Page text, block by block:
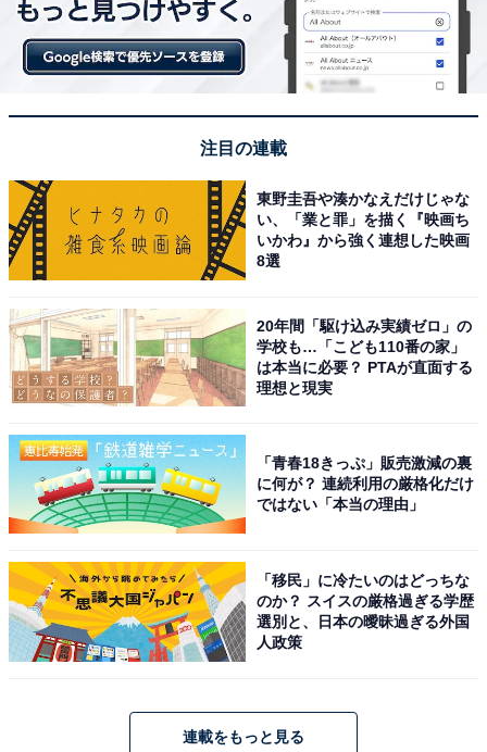
【今日チェックしたい】Appleの人気商品5選
Apple「13インチiPad Pro（M5）」
Apple 13インチiPad Pro（M5）：Ultra Retina XDR ディ
スプレイ、256GB、横向きの12MP フロント/バックカメ
ラ、LiDAR スキャナ、Apple N1によるWi-Fi 7、Face
Amazonで見る
注目の連載
東野圭吾や湊かなえだけじゃな
い、「業と罪」を描く『映画ち
いかわ』から強く連想した映画
8選
20年間「駆け込み実績ゼロ」の
学校も…「こども110番の家」
は本当に必要？ PTAが直面する
理想と現実
「青春18きっぷ」販売激減の裏
に何が？ 連続利用の厳格化だけ
ではない「本当の理由」
「移民」に冷たいのはどっちな
のか？ スイスの厳格過ぎる学歴
選別と、日本の曖昧過ぎる外国
人政策
連載をもっと見る